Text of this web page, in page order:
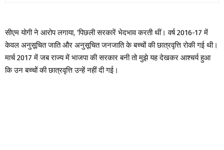
सीएम योगी ने आरोप लगाया, ‘पिछली सरकारें भेदभाव करती थीं। वर्ष 2016-17 में
केवल अनुसूचित जाति और अनुसूचित जनजाति के बच्चों की छात्रवृत्ति रोकी गई थी।
मार्च 2017 में जब राज्य में भाजपा की सरकार बनी तो मुझे यह देखकर आश्चर्य हुआ
कि उन बच्चों की छात्रवृत्ति उन्हें नहीं दी गई।